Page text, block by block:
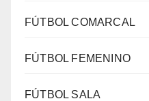
FÚTBOL COMARCAL
FÚTBOL FEMENINO
FÚTBOL SALA